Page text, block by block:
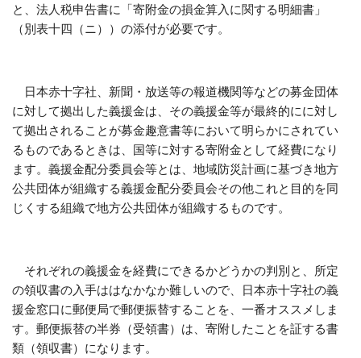
と、法人税申告書に「寄附金の損金算入に関する明細書」
（別表十四（ニ））の添付が必要です。
日本赤十字社、新聞・放送等の報道機関等などの募金団体
に対して拠出した義援金は、その義援金等が最終的にに対し
て拠出されることが募金趣意書等において明らかにされてい
るものであるときは、国等に対する寄附金として経費になり
ます。義援金配分委員会等とは、地域防災計画に基づき地方
公共団体が組織する義援金配分委員会その他これと目的を同
じくする組織で地方公共団体が組織するものです。
それぞれの義援金を経費にできるかどうかの判別と、所定
の領収書の入手ははなかなか難しいので、日本赤十字社の義
援金窓口に郵便局で郵便振替することを、一番オススメしま
す。郵便振替の半券（受領書）は、寄附したことを証する書
類（領収書）になります。